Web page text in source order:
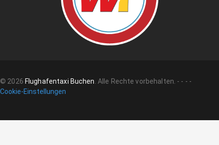
© 2026 Flughafentaxi Buchen. Alle Rechte vorbehalten. - - - -
Cookie-Einstellungen